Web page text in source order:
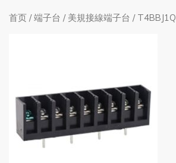
首页 /端子台 / 美規接線端子台 / T4BBJ1Q